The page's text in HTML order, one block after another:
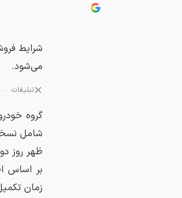
می‌شود.
تبلیغات
گروه
ظهر روز دوشنبه ۴ خرداد
بر اساس
زمان